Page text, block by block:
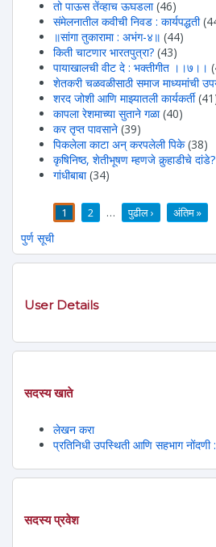
तो पाऊस तेंव्हाच ऊघडला (46)
संमेलनातील कवीची निवड : कार्यपद्धती
॥सांगा तुकारामा : अभंग-४॥ (44)
किती चाटणार भारतपुत्रा? (43)
पायाखालची वीट दे : भक्तीगीत ।।७।।
शेतकरी चळवळीसाठी समाज माध्यमांची
शरद जोशी आणि माझ्यातली कार्यकर्ती
कापला रेशमाच्या सुताने गळा (40)
कर तृप्त पावसाने (39)
पिकलेला काटा अन् करपलेली पिके (38)
कृषिनिष्ठ, शेतीभूषण म्हणजे कुर्‍हाडीचे दांडे?
गांधीबाबा (34)
1 2 … पुढील › अंतिम »
पुर्ण सूची
User Details
सदस्य खाते
लेखन करा
प्रतिनिधी उपस्थिती आणि सहभाग
सदस्य प्रवेश